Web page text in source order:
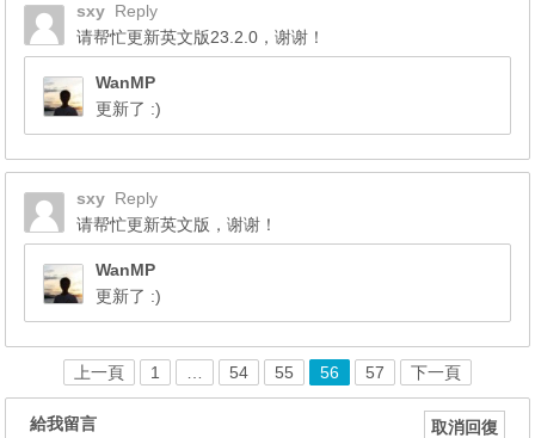
sxy Reply
请帮忙更新英文版23.2.0，谢谢！
WanMP
更新了 :)
sxy Reply
请帮忙更新英文版，谢谢！
WanMP
更新了 :)
上一頁 1 54 55 56 57 下一頁
給我留言 取消回復